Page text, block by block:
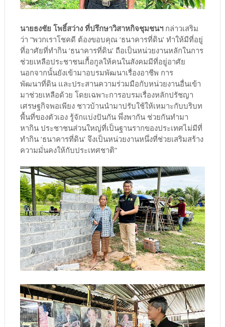
นายธงชัย โพธิ์สว่าง ที่ปรึกษาวิสาหกิจชุมชนฯกล่าวเสริม
ว่า “พวกเราโชคดี ต้องขอบคุณ ‘ธนาคารที่ดิน’ ทำให้มีที่อยู่
ที่อาศัยที่ทำกิน ‘ธนาคารที่ดิน’ ถือเป็นหน่วยงานหลักในการ
ช่วยเหลือประชาชนเกื้อกูลให้คนในสังคมมีที่อยู่อาศัย
นอกจากนั้นยังเข้ามาอบรมพัฒนาเรื่องอาชีพ การ
พัฒนาที่ดิน และประสานความร่วมมือกับหน่วยงานอื่นเข้า
มาช่วยเหลือด้วย โดยเฉพาะการอบรมเรื่องหลักปรัชญา
เศรษฐกิจพอเพียง ชาวบ้านนำมาปรับใช้ให้เหมาะกับบริบท
พื้นที่ของตัวเอง รู้จักแบ่งปันกัน พึ่งพากัน ช่วยกันทำมา
หากิน ประชาชนส่วนใหญ่ที่เป็นฐานรากของประเทศไม่มีที่
ทำกิน ‘ธนาคารที่ดิน’ จึงเป็นหน่วยงานหนึ่งที่ช่วยเสริมสร้าง
ความมั่นคงให้กับประเทศชาติ”